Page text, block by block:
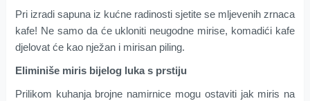
Pri izradi sapuna iz kućne radinosti sjetite se mljevenih zrnaca
kafe! Ne samo da će ukloniti neugodne mirise, komadići kafe
djelovat će kao nježan i mirisan piling.
Eliminiše miris bijelog luka s prstiju
Prilikom kuhanja brojne namirnice mogu ostaviti jak miris na